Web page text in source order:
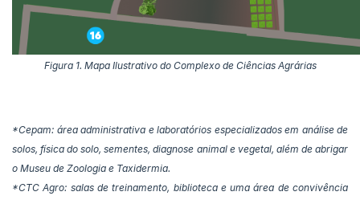
Figura 1. Mapa Ilustrativo do Complexo de Ciências Agrárias
*Cepam: área administrativa e laboratórios especializados em análise de
solos, física do solo, sementes, diagnose animal e vegetal, além de abrigar
o Museu de Zoologia e Taxidermia.
*CTC Agro: salas de treinamento, biblioteca e uma área de convivência